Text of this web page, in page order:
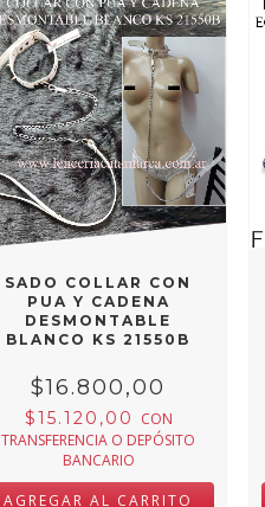
SADO COLLAR CON
PUA Y CADENA
DESMONTABLE
BLANCO KS 21550B
$16.800,00
$15.120,00 CON
TRANSFERENCIA O DEPÓSITO
BANCARIO